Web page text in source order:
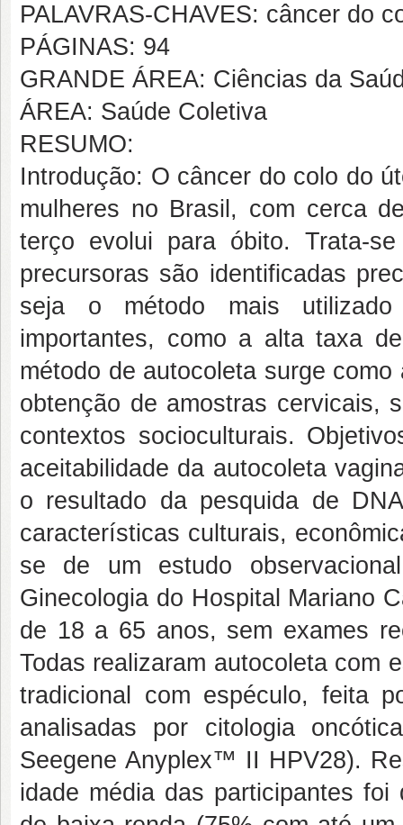
PALAVRAS-CHAVES: câncer do
PÁGINAS: 94
GRANDE ÁREA: Ciências da
ÁREA: Saúde Coletiva
RESUMO:
Introdução: O câncer do colo do
mulheres no Brasil, com cerca
terço evolui para óbito. Trata-
precursoras são identificadas
seja o método mais utilizado
importantes, como a alta taxa
método de autocoleta surge
obtenção de amostras cervicais,
contextos socioculturais.
aceitabilidade da autocoleta
o resultado da pesquida de
características culturais,
se de um estudo
Ginecologia do Hospital Mariano
de 18 a 65 anos, sem exames
Todas realizaram autocoleta com
tradicional com espéculo, feita
analisadas por citologia
Seegene Anyplex™ II HPV28).
idade média das participantes